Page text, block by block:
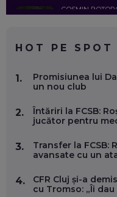
COSMIN
FOLOSEȘTI
SE VA SCHIMBA
FOLOSEȘTI
CĂTRE ARTĂ,
ANDREI
HOT PE SPOT
1.
Promisiunea lui
un nou club
2.
Întăriri la FCSB:
jucător pentru
3.
Transfer la FCSB:
avansate cu un
4.
CFR Cluj și-a
cu Tromso: „Îi